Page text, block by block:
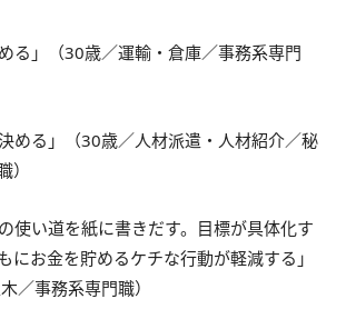
る」（30歳／運輸・倉庫／事務系専門
める」（30歳／人材派遣・人材紹介／秘
使い道を紙に書きだす。目標が具体化す
にお金を貯めるケチな行動が軽減する」
／事務系専門職）